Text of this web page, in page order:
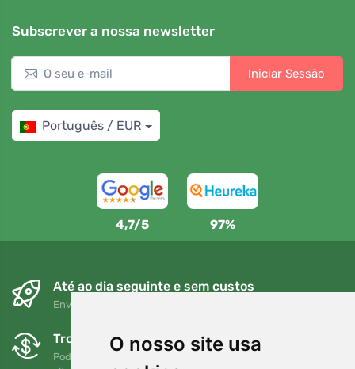
O nosso site usa
Subscrever a nossa newsletter
Iniciar Sessão
Português / EUR
4,7/5 97%
Até ao dia seguinte e sem custos
Envio gratuito para encomendas superiores a 80 EUR
Trocas e devoluções gratuitas
Pode devolver ou trocar a sua encomenda em qualquer